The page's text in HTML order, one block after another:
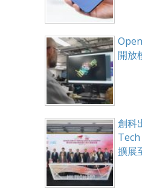
開放
創科
擴展